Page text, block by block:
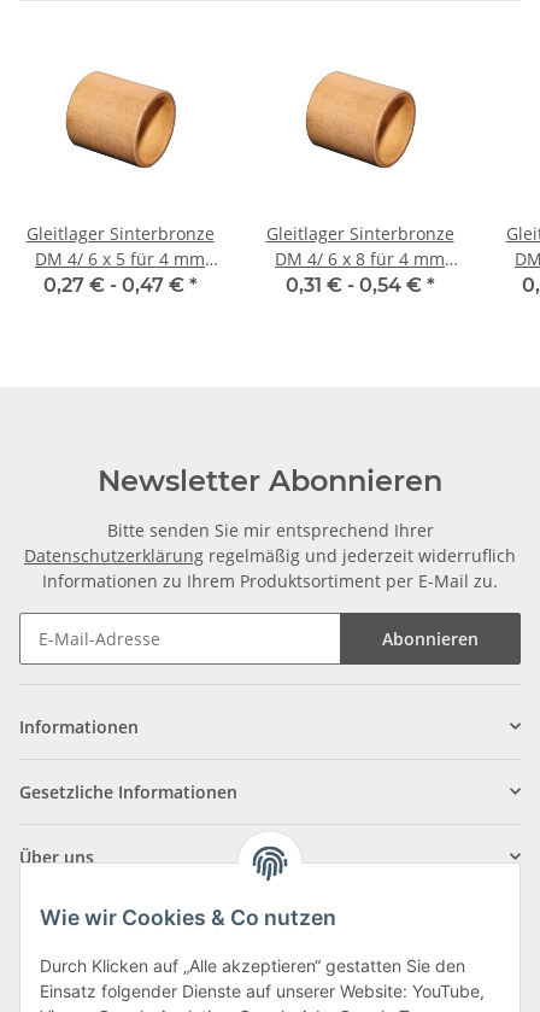
Gleitlager Sinterbronze
DM 4/ 6 x 5 für 4 mm
Welle
0,27 € - 0,47 € *
Gleitlager Sinterbronze
DM 4/ 6 x 8 für 4 mm
Welle
0,31 € - 0,54 € *
DM
Newsletter Abonnieren
Bitte senden Sie mir entsprechend Ihrer
Datenschutzerklärung regelmäßig und jederzeit widerruflich
Informationen zu Ihrem Produktsortiment per E-Mail zu.
Abonnieren
Informationen
Gesetzliche Informationen
Über uns
Wie wir Cookies & Co nutzen
Durch Klicken auf „Alle akzeptieren“ gestatten Sie den
Einsatz folgender Dienste auf unserer Website: YouTube,